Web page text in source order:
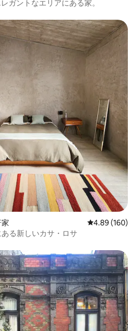
ガントなエリアにある家。
レビュー160
4.89 (160)
る新しいカサ・ロサ
スです。